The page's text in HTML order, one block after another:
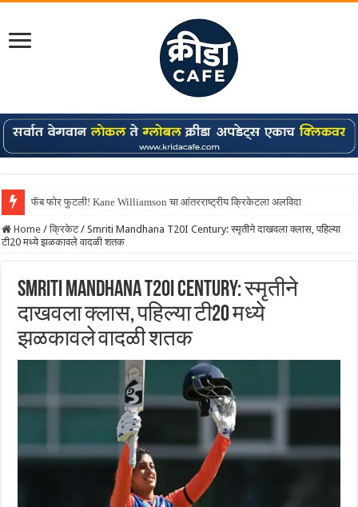
फॅब फोर फुटली! Kane Williamson चा आंतरराष्ट्रीय क्रिकेटला अलविदा
Home / क्रिकेट / Smriti Mandhana T20I Century: स्मृतीने दाखवला क्लास, पहिल्या
टी20 मध्ये झळकावले वादळी शतक
Smriti Mandhana T20I Century: स्मृतीने
दाखवला क्लास, पहिल्या टी20 मध्ये
झळकावले वादळी शतक